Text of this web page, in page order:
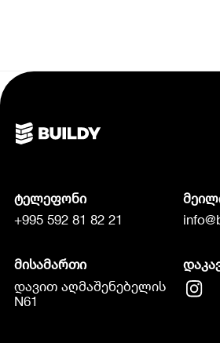
ტელეფონი
+995 592 81 82 21
მისამართი
დავით აღმაშენებელის
N61